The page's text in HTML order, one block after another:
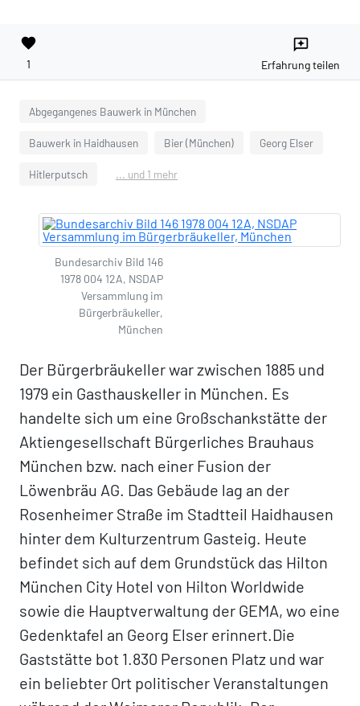
favorite
1
reviews
Erfahrung teilen
Abgegangenes Bauwerk in München
Bauwerk in Haidhausen Bier (München) Georg Elser
Hitlerputsch ... und 1 mehr
Bundesarchiv Bild 146
1978 004 12A, NSDAP
Versammlung im
Bürgerbräukeller,
München
Der Bürgerbräukeller war zwischen 1885 und
1979 ein Gasthauskeller in München. Es
handelte sich um eine Großschankstätte der
Aktiengesellschaft Bürgerliches Brauhaus
München bzw. nach einer Fusion der
Löwenbräu AG. Das Gebäude lag an der
Rosenheimer Straße im Stadtteil Haidhausen
hinter dem Kulturzentrum Gasteig. Heute
befindet sich auf dem Grundstück das Hilton
München City Hotel von Hilton Worldwide
sowie die Hauptverwaltung der GEMA, wo eine
Gedenktafel an Georg Elser erinnert.Die
Gaststätte bot 1.830 Personen Platz und war
ein beliebter Ort politischer Veranstaltungen